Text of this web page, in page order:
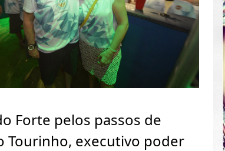
Forte pelos passos de
Tourinho, executivo poder